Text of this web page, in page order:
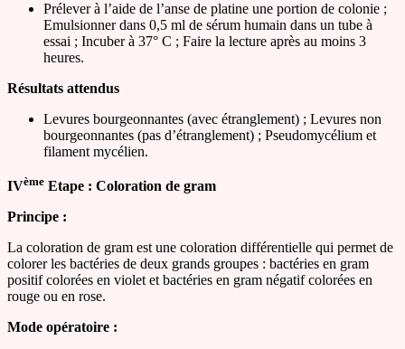
Prélever à l’aide de l’anse de platine une portion de colonie ;
Emulsionner dans 0,5 ml de sérum humain dans un tube à
essai ; Incuber à 37° C ; Faire la lecture après au moins 3
heures.
Résultats attendus
Levures bourgeonnantes (avec étranglement) ; Levures non
bourgeonnantes (pas d’étranglement) ; Pseudomycélium et
filament mycélien.
IVème Etape : Coloration de gram
Principe :
La coloration de gram est une coloration différentielle qui permet de
colorer les bactéries de deux grands groupes : bactéries en gram
positif colorées en violet et bactéries en gram négatif colorées en
rouge ou en rose.
Mode opératoire :